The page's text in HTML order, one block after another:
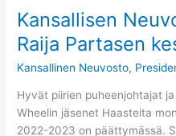
Kansallisen
Raija Partasen
Kansallinen Neuvosto,
Hyvät piirien puheenjohtajat
Wheelin jäsenet Haasteita
2022-2023 on päättymässä.